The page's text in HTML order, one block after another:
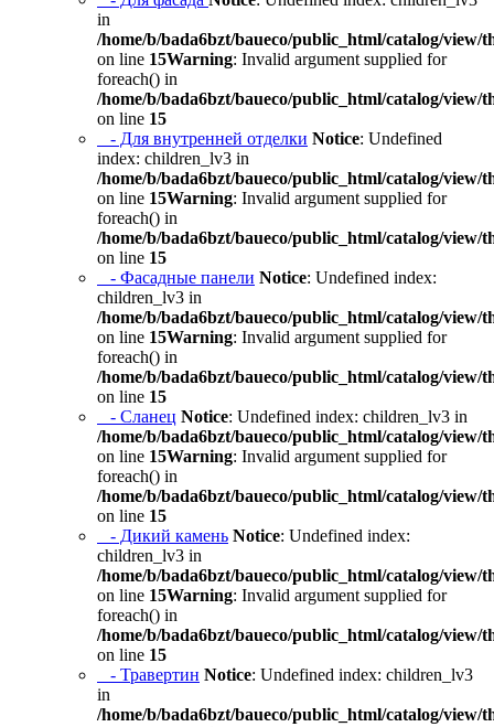
in
/home/b/bada6bzt/baueco/public_html/catalog/view/
on line 15Warning: Invalid argument supplied for
foreach() in
/home/b/bada6bzt/baueco/public_html/catalog/view/
on line 15
- Для внутренней отделки Notice: Undefined
index: children_lv3 in
/home/b/bada6bzt/baueco/public_html/catalog/view/
on line 15Warning: Invalid argument supplied for
foreach() in
/home/b/bada6bzt/baueco/public_html/catalog/view/
on line 15
- Фасадные панели Notice: Undefined index:
children_lv3 in
/home/b/bada6bzt/baueco/public_html/catalog/view/
on line 15Warning: Invalid argument supplied for
foreach() in
/home/b/bada6bzt/baueco/public_html/catalog/view/
on line 15
- Сланец Notice: Undefined index: children_lv3 in
/home/b/bada6bzt/baueco/public_html/catalog/view/
on line 15Warning: Invalid argument supplied for
foreach() in
/home/b/bada6bzt/baueco/public_html/catalog/view/
on line 15
- Дикий камень Notice: Undefined index:
children_lv3 in
/home/b/bada6bzt/baueco/public_html/catalog/view/
on line 15Warning: Invalid argument supplied for
foreach() in
/home/b/bada6bzt/baueco/public_html/catalog/view/
on line 15
- Травертин Notice: Undefined index: children_lv3
in
/home/b/bada6bzt/baueco/public_html/catalog/view/